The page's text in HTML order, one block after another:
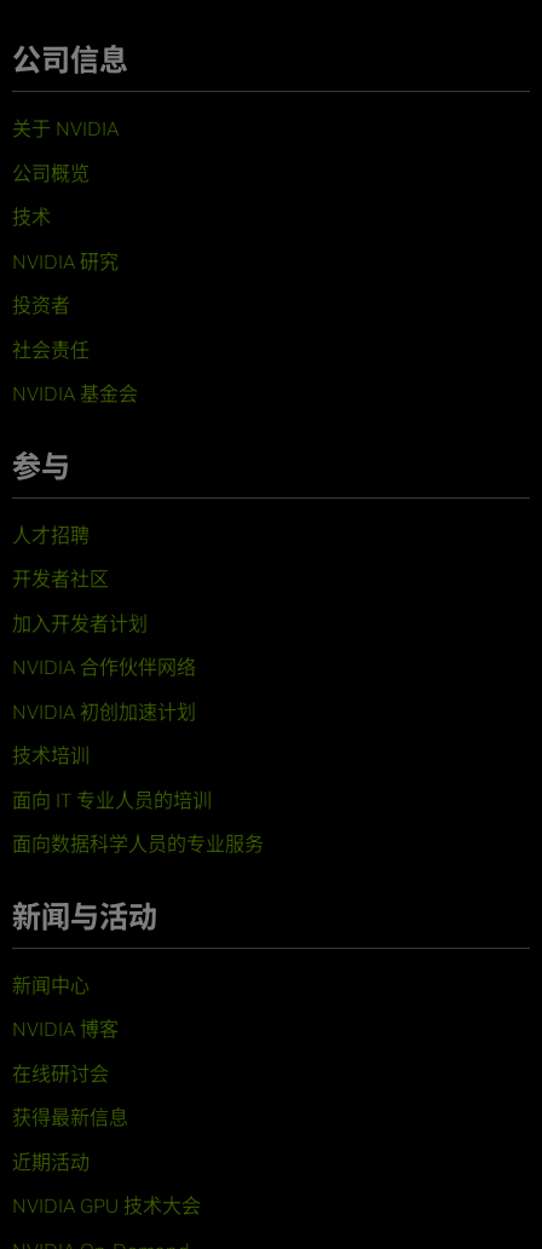
公司信息
关于 NVIDIA
公司概览
技术
NVIDIA 研究
投资者
社会责任
NVIDIA 基金会
参与
人才招聘
开发者社区
加入开发者计划
NVIDIA 合作伙伴网络
NVIDIA 初创加速计划
技术培训
面向 IT 专业人员的培训
面向数据科学人员的专业服务
新闻与活动
新闻中心
NVIDIA 博客
在线研讨会
获得最新信息
近期活动
NVIDIA GPU 技术大会